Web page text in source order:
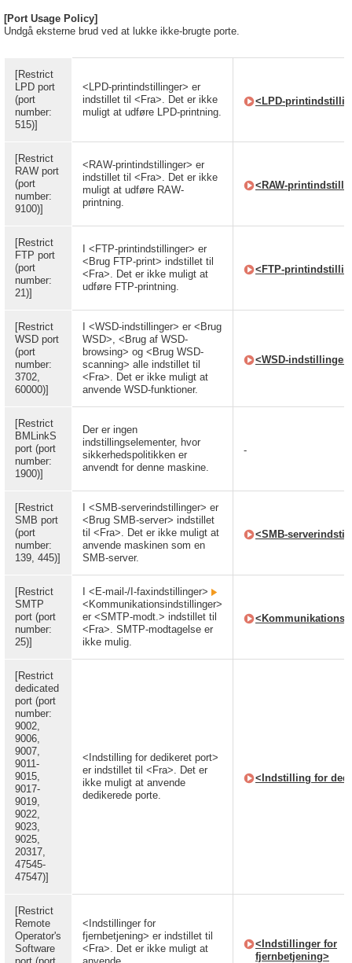
[Port Usage Policy]
Undgå eksterne brud ved at lukke ikke-brugte porte.
[Restrict
LPD port
(port
number:
515)]
<LPD-printindstillinger> er
indstillet til <Fra>. Det er ikke
muligt at udføre LPD-printning.
<LPD-
[Restrict
RAW port
(port
number:
9100)]
<RAW-printindstillinger> er
indstillet til <Fra>. Det er ikke
muligt at udføre RAW-
printning.
<RAW-
[Restrict
FTP port
(port
number:
21)]
I <FTP-printindstillinger> er
<Brug FTP-print> indstillet til
<Fra>. Det er ikke muligt at
udføre FTP-printning.
<FTP-
[Restrict
WSD port
(port
number:
3702,
60000)]
I <WSD-indstillinger> er <Brug
WSD>, <Brug af WSD-
browsing> og <Brug WSD-
scanning> alle indstillet til
<Fra>. Det er ikke muligt at
anvende WSD-funktioner.
<WSD-
[Restrict
BMLinkS
port (port
number:
1900)]
Der er ingen
indstillingselementer, hvor
sikkerhedspolitikken er
anvendt for denne maskine.
-
[Restrict
SMB port
(port
number:
139, 445)]
I <SMB-serverindstillinger> er
<Brug SMB-server> indstillet
til <Fra>. Det er ikke muligt at
anvende maskinen som en
SMB-server.
<SMB-
[Restrict
SMTP
port (port
number:
25)]
I <E-mail-/I-faxindstillinger>
<Kommunikationsindstillinger>
er <SMTP-modt.> indstillet til
<Fra>. SMTP-modtagelse er
ikke mulig.
[Restrict
dedicated
port (port
number:
9002,
9006,
9007,
9011-
9015,
9017-
9019,
9022,
9023,
9025,
20317,
47545-
47547)]
<Indstilling for dedikeret port>
er indstillet til <Fra>. Det er
ikke muligt at anvende
dedikerede porte.
<Indstilling for
[Restrict
Remote
Operator's
Software
<Indstillinger for
fjernbetjening> er indstillet til
<Fra>. Det er ikke muligt at
<Indstillinger for
fjernbetjening>